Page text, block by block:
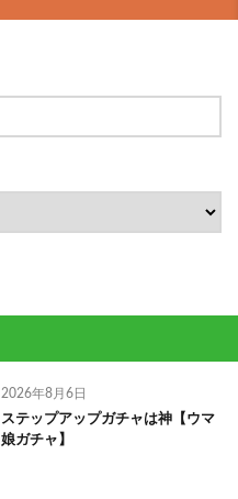
2026年8月6日
ステップアップガチャは神【ウマ
娘ガチャ】